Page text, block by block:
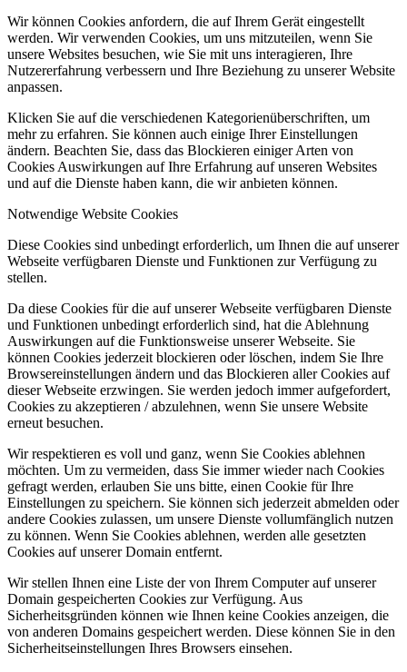
Wir können Cookies anfordern, die auf Ihrem Gerät eingestellt
werden. Wir verwenden Cookies, um uns mitzuteilen, wenn Sie
unsere Websites besuchen, wie Sie mit uns interagieren, Ihre
Nutzererfahrung verbessern und Ihre Beziehung zu unserer Website
anpassen.
Klicken Sie auf die verschiedenen Kategorienüberschriften, um
mehr zu erfahren. Sie können auch einige Ihrer Einstellungen
ändern. Beachten Sie, dass das Blockieren einiger Arten von
Cookies Auswirkungen auf Ihre Erfahrung auf unseren Websites
und auf die Dienste haben kann, die wir anbieten können.
Notwendige Website Cookies
Diese Cookies sind unbedingt erforderlich, um Ihnen die auf unserer
Webseite verfügbaren Dienste und Funktionen zur Verfügung zu
stellen.
Da diese Cookies für die auf unserer Webseite verfügbaren Dienste
und Funktionen unbedingt erforderlich sind, hat die Ablehnung
Auswirkungen auf die Funktionsweise unserer Webseite. Sie
können Cookies jederzeit blockieren oder löschen, indem Sie Ihre
Browsereinstellungen ändern und das Blockieren aller Cookies auf
dieser Webseite erzwingen. Sie werden jedoch immer aufgefordert,
Cookies zu akzeptieren / abzulehnen, wenn Sie unsere Website
erneut besuchen.
Wir respektieren es voll und ganz, wenn Sie Cookies ablehnen
möchten. Um zu vermeiden, dass Sie immer wieder nach Cookies
gefragt werden, erlauben Sie uns bitte, einen Cookie für Ihre
Einstellungen zu speichern. Sie können sich jederzeit abmelden oder
andere Cookies zulassen, um unsere Dienste vollumfänglich nutzen
zu können. Wenn Sie Cookies ablehnen, werden alle gesetzten
Cookies auf unserer Domain entfernt.
Wir stellen Ihnen eine Liste der von Ihrem Computer auf unserer
Domain gespeicherten Cookies zur Verfügung. Aus
Sicherheitsgründen können wie Ihnen keine Cookies anzeigen, die
von anderen Domains gespeichert werden. Diese können Sie in den
Sicherheitseinstellungen Ihres Browsers einsehen.